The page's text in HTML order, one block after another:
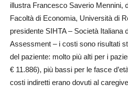
illustra Francesco Saverio Mennini,
Facoltà di Economia, Università di
presidente SIHTA – Società Italiana
Assessment – i costi sono risultati
del paziente: molto più alti per i
€ 11.886), più bassi per le fasce
costi indiretti erano dovuti al